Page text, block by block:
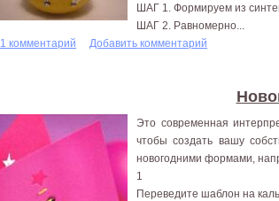
ШАГ 1. Формируем из
ШАГ 2. Равномерно...
1 комментарий
Добавить комментарий
Это современная
чтобы создать вашу
новогодними формами,
1
Переведите шаблон на